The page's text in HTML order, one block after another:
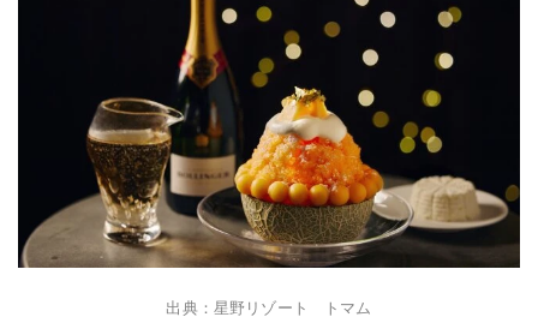
出典：星野リゾート トマム